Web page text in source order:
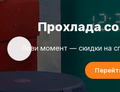
Прохлада
Лови момент — скидки на